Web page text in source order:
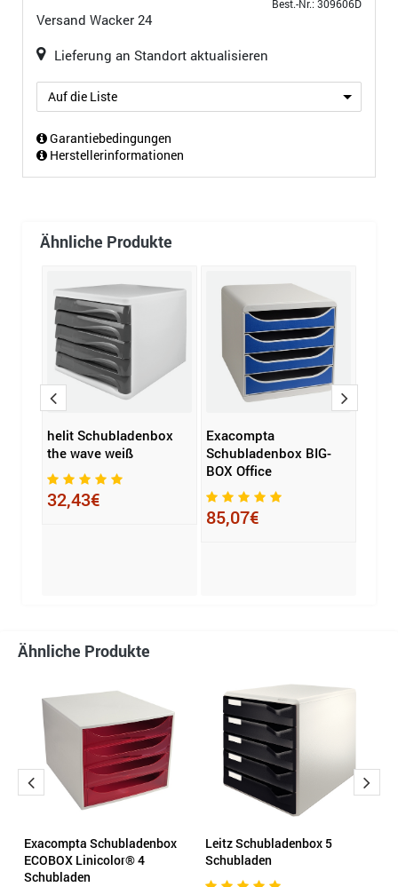
Best.-Nr.: 309606D
Versand Wacker 24
Lieferung an Standort aktualisieren
Auf die Liste
Garantiebedingungen
Herstellerinformationen
Ähnliche Produkte
helit Schubladenbox
the wave weiß
32,43€
Exacompta
Schubladenbox BIG-
BOX Office
85,07€
Ähnliche Produkte
Exacompta Schubladenbox
ECOBOX Linicolor® 4
Schubladen
Leitz Schubladenbox 5
Schubladen